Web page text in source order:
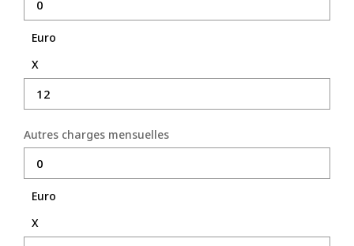
Euro
X
Autres charges mensuelles
Euro
X